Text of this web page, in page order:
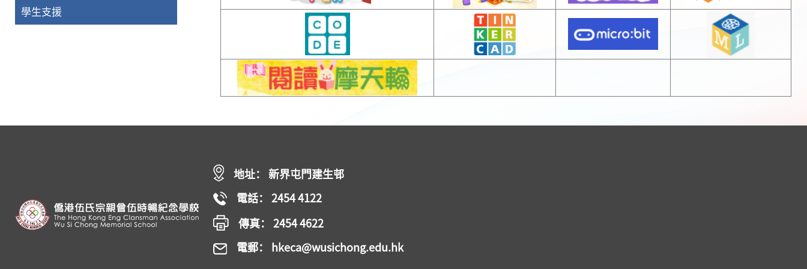
學生支援
地址： 新界屯門建生邨
電話： 2454 4122
傳真： 2454 4622
電郵： hkeca@wusichong.edu.hk